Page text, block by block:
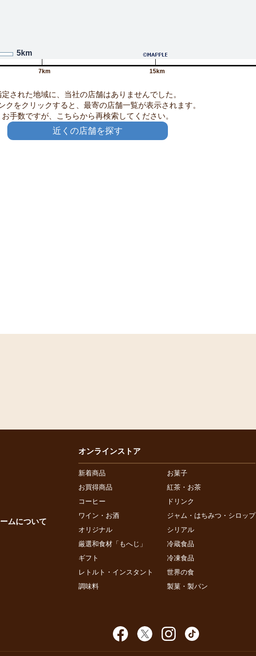
5km
7km 15km
定された地域に、当社の店舗はありませんでした。
クをクリックすると、最寄の店舗一覧が表示されます。
お手数ですが、こちらから再検索してください。
近くの店舗を探す
ムについて
オンラインストア
新着商品
お菓子
お買得商品
紅茶・お茶
コーヒー
ドリンク
ワイン・お酒
ジャム・はちみつ・シロップ
オリジナル
シリアル
厳選和食材「もへじ」
冷蔵食品
ギフト
冷凍食品
レトルト・インスタント
世界の食
調味料
製菓・製パン